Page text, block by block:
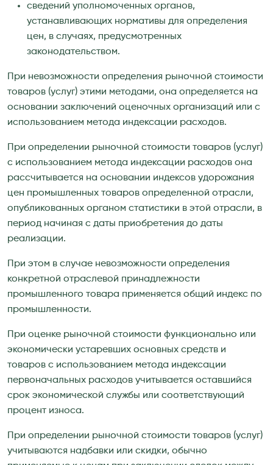
сведений уполномоченных органов,
устанавливающих нормативы для определения
цен, в случаях, предусмотренных
законодательством.
При невозможности определения рыночной стоимости
товаров (услуг) этими методами, она определяется на
основании заключений оценочных организаций или с
использованием метода индексации расходов.
При определении рыночной стоимости товаров (услуг)
с использованием метода индексации расходов она
рассчитывается на основании индексов удорожания
цен промышленных товаров определенной отрасли,
опубликованных органом статистики в этой отрасли, в
период начиная с даты приобретения до даты
реализации.
При этом в случае невозможности определения
конкретной отраслевой принадлежности
промышленного товара применяется общий индекс по
промышленности.
При оценке рыночной стоимости функционально или
экономически устаревших основных средств и
товаров с использованием метода индексации
первоначальных расходов учитывается оставшийся
срок экономической службы или соответствующий
процент износа.
При определении рыночной стоимости товаров (услуг)
учитываются надбавки или скидки, обычно